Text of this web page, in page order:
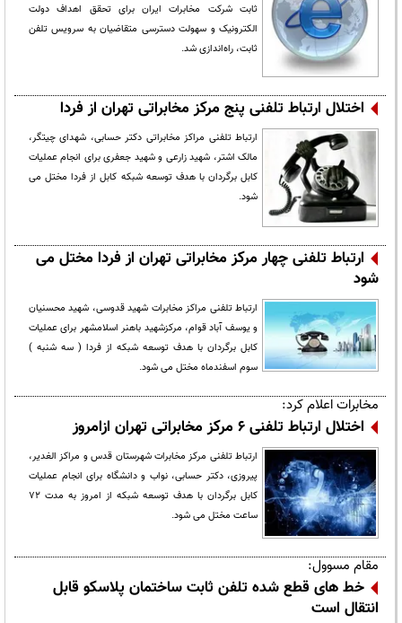
ثابت شرکت مخابرات ایران برای تحقق اهداف دولت
الکترونیک و سهولت دسترسی متقاضیان به سرویس تلفن
ثابت، راه‌اندازی شد.
اختلال ارتباط تلفنی پنج مرکز مخابراتی تهران از فردا
ارتباط تلفنی مراکز مخابراتی دکتر حسابی، شهدای چیتگر،
مالک اشتر، شهید زارعی و شهید جعفری برای انجام عملیات
کابل برگردان با هدف توسعه شبکه کابل از فردا مختل می
شود.
ارتباط تلفنی چهار مرکز مخابراتی تهران از فردا مختل می
شود
ارتباط تلفنی مراکز مخابرات شهید قدوسی، شهید محسنیان
و یوسف آباد قوام، مرکزشهید باهنر اسلامشهر برای عملیات
کابل برگردان با هدف توسعه شبکه از فردا ( سه شنبه )
سوم اسفندماه مختل می شود.
مخابرات اعلام کرد:
اختلال ارتباط تلفنی 6 مرکز مخابراتی تهران ازامروز
ارتباط تلفنی مرکز مخابرات شهرستان قدس و مراکز الغدیر،
پیروزی، دکتر حسابی، نواب و دانشگاه برای انجام عملیات
کابل برگردان با هدف توسعه شبکه از امروز به مدت 72
ساعت مختل می شود.
مقام مسوول:
خط های قطع شده تلفن ثابت ساختمان پلاسکو قابل
انتقال است